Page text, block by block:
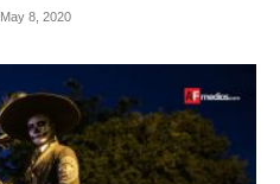
May 8, 2020